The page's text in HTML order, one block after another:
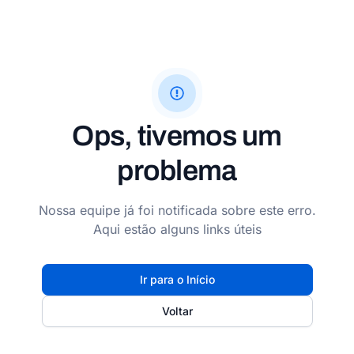
Ops, tivemos um
problema
Nossa equipe já foi notificada sobre este erro.
Aqui estão alguns links úteis
Ir para o Início
Voltar